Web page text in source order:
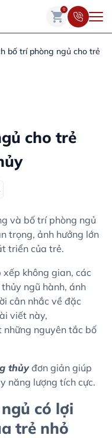
0
bố trí phòng ngủ cho trẻ
cho trẻ
và bố trí phòng ngủ
trọng, ảnh hưởng lớn
triển của trẻ.
không gian, các
ngũ hành, ánh
cân nhắc về đặc
viết này,
những nguyên tắc bố
thủyđơn giản giúp
năng lượng tích cực.
có lợi
trẻ nhỏ